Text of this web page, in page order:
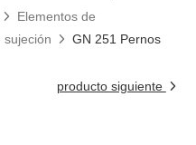
Elementos de
sujeción
GN 251 Pernos
producto siguiente